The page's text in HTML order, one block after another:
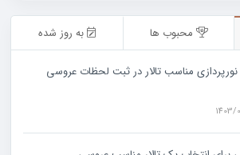
محبوب ها به روز شده
نورپردازی مناسب تالار در ثبت لحظات عروسی